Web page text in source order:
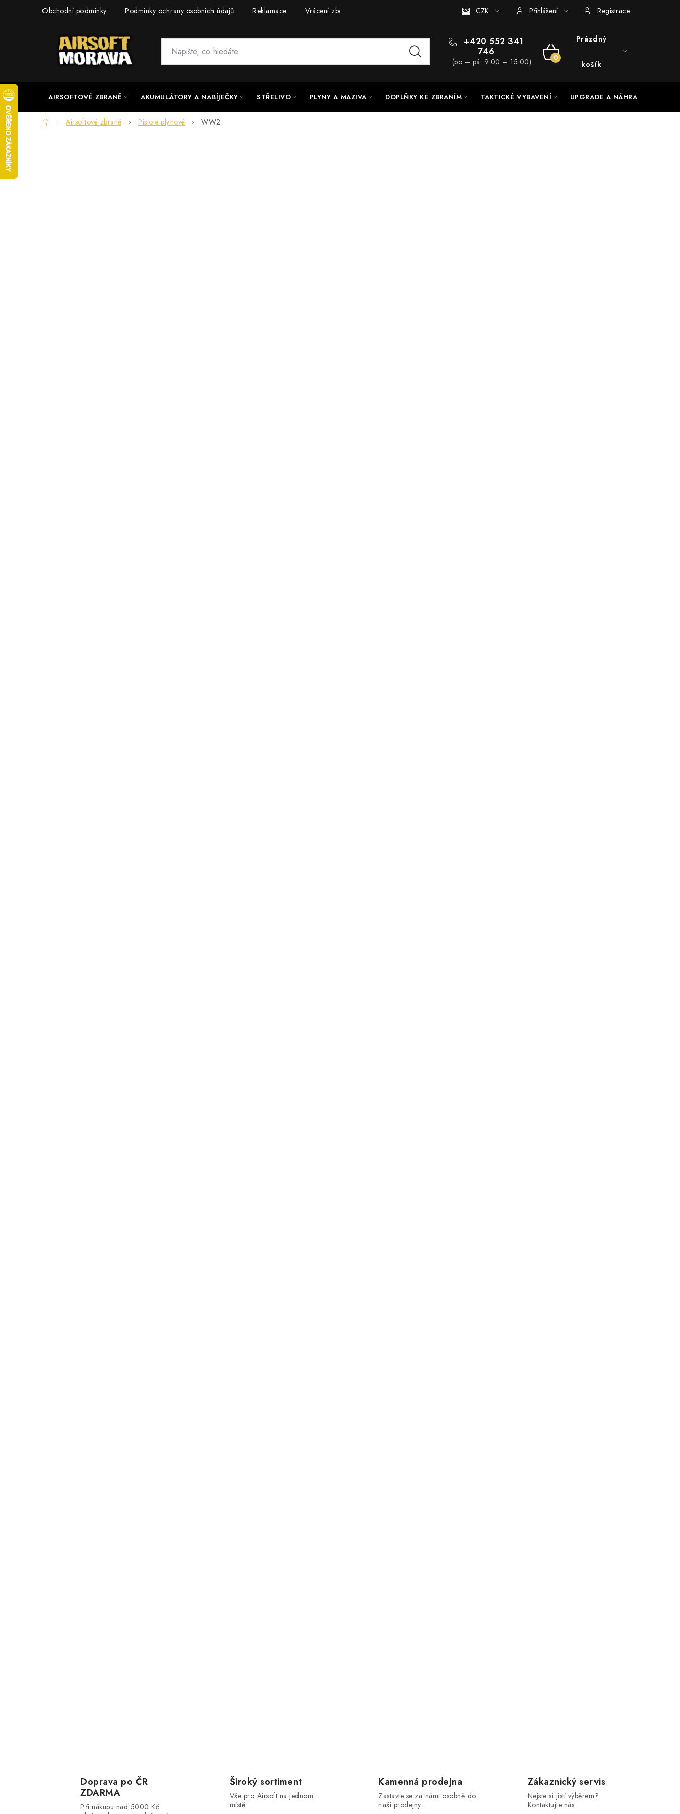
Obchodní podmínky Podmínky ochrany osobních údajů Reklamace Vrácení zboží UPGRADE a servis Hodnocení obchodu
CZK Přihlášení Registrace
+420 552 341
746
(po – pá: 9:00 – 15:00)
NÁKUPNÍ
Prázdný
košík
AIRSOFTOVÉ ZBRANĚ AKUMULÁTORY A NABÍJEČKY STŘELIVO PLYNY A MAZIVA DOPLŇKY KE ZBRANÍM TAKTICKÉ VYBAVENÍ UPGRADE A NÁHRADNÍ DÍLY
DomůAirsoftové zbraně Pistole plynové WW2
Doprava po ČR
ZDARMA
Při nákupu nad 5000 Kč
Široký sortiment
Vše pro Airsoft na jednom
místě.
Kamenná prodejna
Zastavte se za námi osobně do
naši prodejny.
Zákaznický servis
Nejste si jistí výběrem?
Kontaktujte nás.